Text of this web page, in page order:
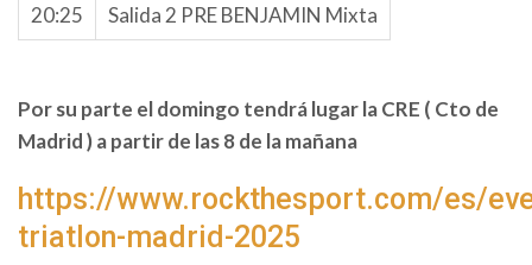
20:25
Salida 2 PRE BENJAMIN Mixta
Por su parte el domingo tendrá lugar la CRE ( Cto de
Madrid ) a partir de las 8 de la mañana
https://www.rockthesport.com/es/
triatlon-madrid-2025